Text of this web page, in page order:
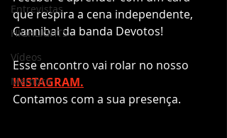
Entrevistas
HIGHLIGHTS
Vídeos
Membro
que respira a cena independente,
Cannibal da banda Devotos!
Esse encontro vai rolar no nosso
INSTAGRAM.
Contamos com a sua presença.